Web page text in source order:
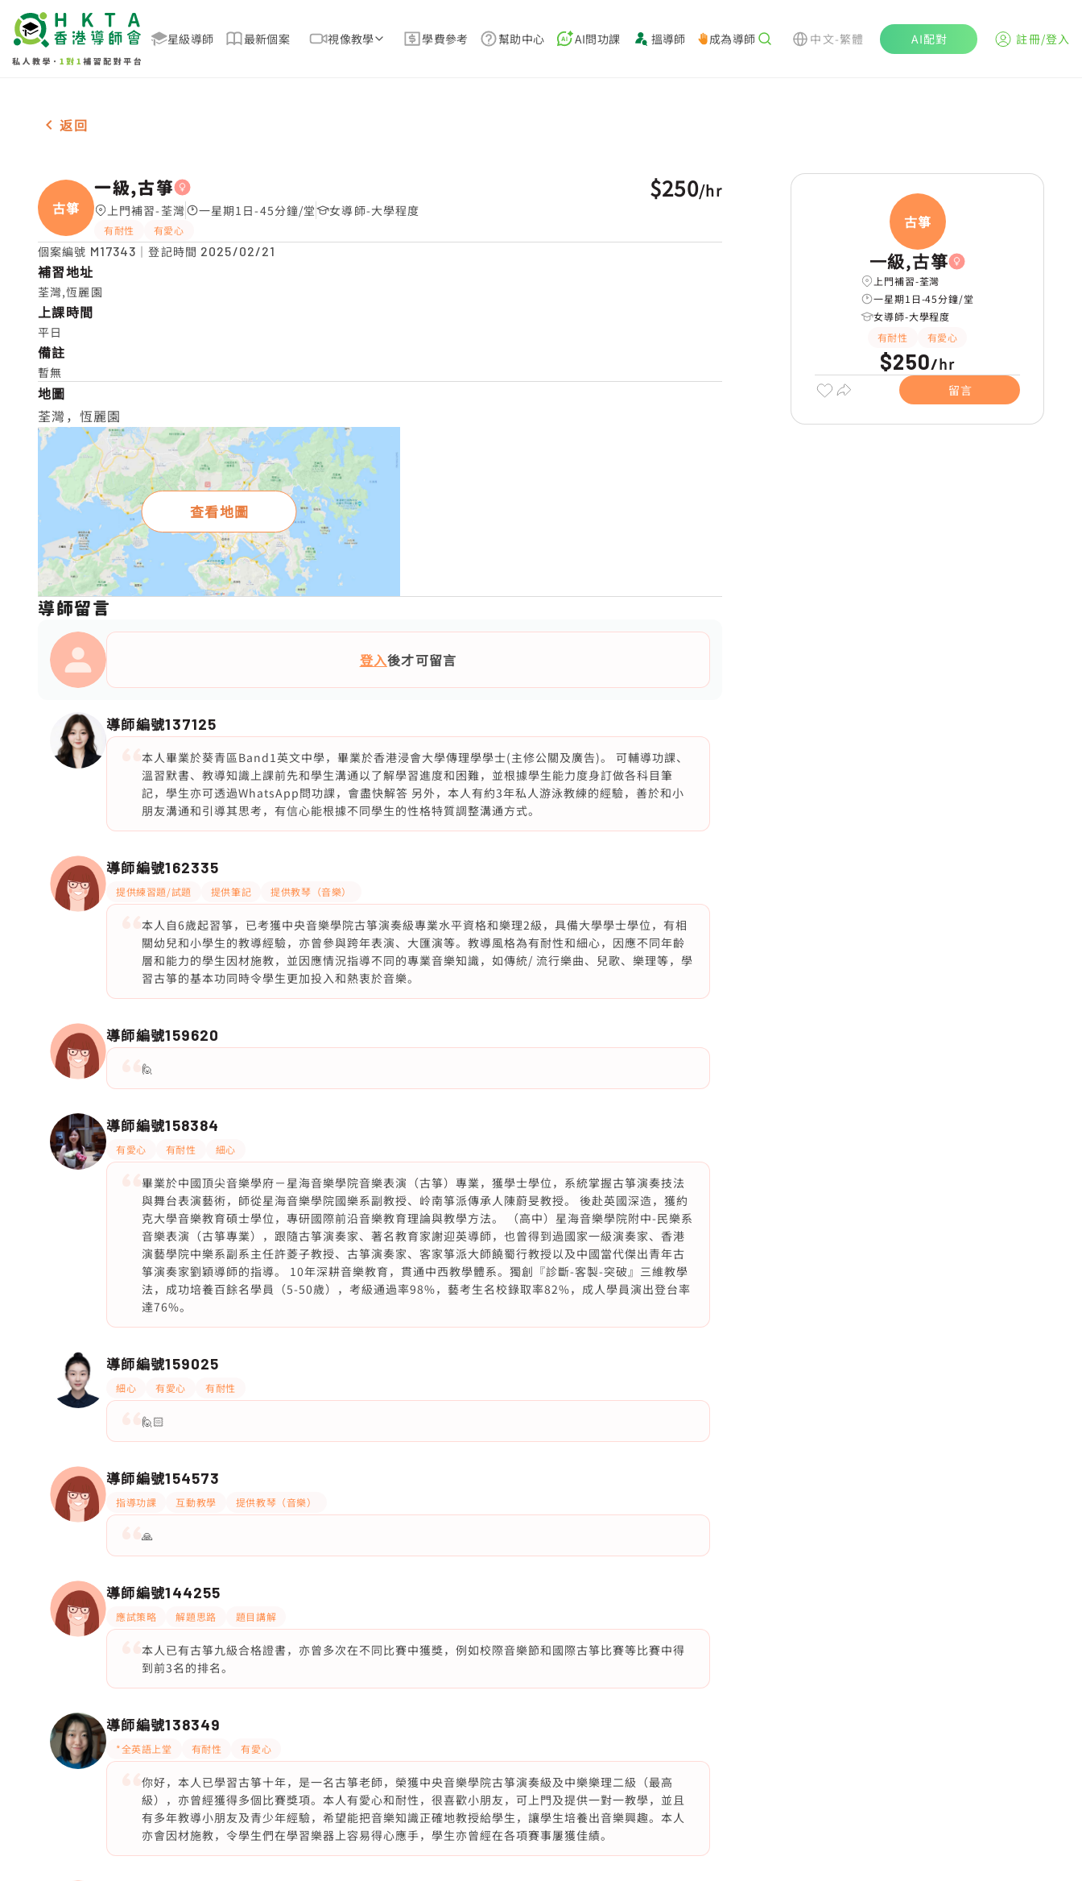
星級導師 最新個案 視像教學 學費參考 幫助中心 AI問功課 搵導師 成為導師 中文-繁體 AI配對 註冊/登入
女-1名 一級,古箏，荃灣 補習推介
返回
古箏
一級,古箏
上門補習-荃灣 一星期1日-45分鐘/堂 女導師-大學程度
有耐性 有愛心
$250/hr
個案編號 M17343 ｜登記時間 2025/02/21
補習地址
荃灣,恆麗園
上課時間
平日
備註
暫無
地圖
荃灣，恆麗園
查看地圖
導師留言
登入後才可留言
導師編號137125
本人畢業於葵青區Band1英文中學，畢業於香港浸會大學傳理學學士(主修公關及廣告)。 可輔導功課、
溫習默書、教導知識上課前先和學生溝通以了解學習進度和困難，並根據學生能力度身訂做各科目筆
記，學生亦可透過WhatsApp問功課，會盡快解答 另外，本人有約3年私人游泳教練的經驗，善於和小
朋友溝通和引導其思考，有信心能根據不同學生的性格特質調整溝通方式。
導師編號162335
提供練習題/試題 提供筆記 提供教琴（音樂）
本人自6歲起習箏，已考獲中央音樂學院古箏演奏級專業水平資格和樂理2級，具備大學學士學位，有相
關幼兒和小學生的教導經驗，亦曾參與跨年表演、大匯演等。教導風格為有耐性和細心，因應不同年齡
層和能力的學生因材施教，並因應情況指導不同的專業音樂知識，如傳統/ 流行樂曲、兒歌、樂理等，學
習古箏的基本功同時令學生更加投入和熱衷於音樂。
導師編號159620
🙋
導師編號158384
有愛心 有耐性 細心
畢業於中國頂尖音樂學府－星海音樂學院音樂表演（古箏）專業，獲學士學位，系統掌握古箏演奏技法
與舞台表演藝術，師從星海音樂學院國樂系副教授、岭南箏派傳承人陳蔚旻教授。 後赴英國深造，獲約
克大學音樂教育碩士學位，專研國際前沿音樂教育理論與教學方法。 （高中）星海音樂學院附中-民樂系
音樂表演（古箏專業），跟隨古箏演奏家、著名教育家謝迎英導師，也曾得到過國家一級演奏家、香港
演藝學院中樂系副系主任許菱子教授、古箏演奏家、客家箏派大師饒蜀行教授以及中國當代傑出青年古
箏演奏家劉穎導師的指導。 10年深耕音樂教育，貫通中西教學體系。獨創『診斷-客製-突破』三維教學
法，成功培養百餘名學員（5-50歲），考級通過率98%，藝考生名校錄取率82%，成人學員演出登台率
達76%。
導師編號159025
細心 有愛心 有耐性
🙋🏻
導師編號154573
指導功課 互動教學 提供教琴（音樂）
🙏
導師編號144255
應試策略 解題思路 題目講解
本人已有古箏九級合格證書，亦曾多次在不同比賽中獲獎，例如校際音樂節和國際古箏比賽等比賽中得
到前3名的排名。
導師編號138349
*全英語上堂 有耐性 有愛心
你好，本人已學習古箏十年，是一名古箏老師，榮獲中央音樂學院古箏演奏級及中樂樂理二級（最高
級），亦曾經獲得多個比賽獎項。本人有愛心和耐性，很喜歡小朋友，可上門及提供一對一教學，並且
有多年教導小朋友及青少年經驗，希望能把音樂知識正確地教授給學生，讓學生培養出音樂興趣。本人
亦會因材施教，令學生們在學習樂器上容易得心應手，學生亦曾經在各項賽事屢獲佳績。
古箏
一級,古箏
上門補習-荃灣
一星期1日-45分鐘/堂
女導師-大學程度
有耐性
有愛心
$250/hr
留言